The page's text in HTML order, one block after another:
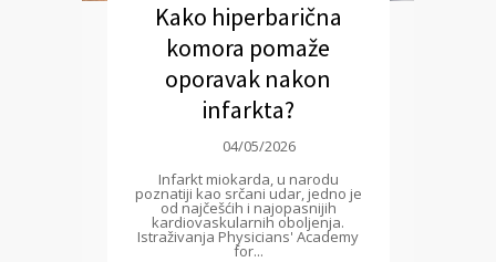
Kako hiperbarična
komora pomaže
oporavak nakon
infarkta?
04/05/2026
Infarkt miokarda, u narodu
poznatiji kao srčani udar, jedno je
od najčešćih i najopasnijih
kardiovaskularnih oboljenja.
Istraživanja Physicians' Academy
for...